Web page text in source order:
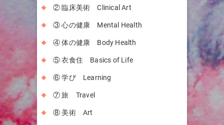
② 臨床美術 Clinical Art
③ 心の健康 Mental Health
④ 体の健康 Body Health
⑤ 衣食住 Basics of Life
⑥ 学び Learning
⑦ 旅 Travel
⑧ 美術 Art